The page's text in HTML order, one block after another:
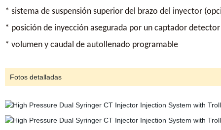
* sistema de suspensión superior del brazo del inyector
* posición de inyección asegurada por un captador
* volumen y caudal de autollenado programable
Fotos detalladas